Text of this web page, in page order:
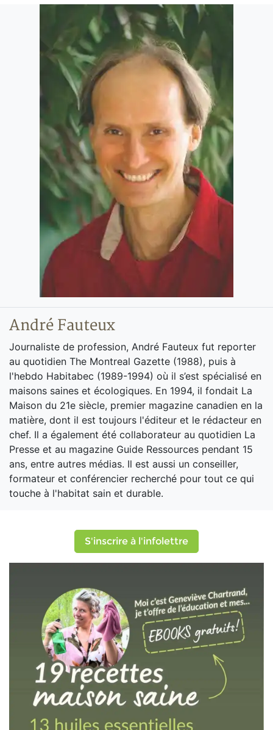
André Fauteux
Journaliste de profession, André Fauteux fut reporter
au quotidien The Montreal Gazette (1988), puis à
l'hebdo Habitabec (1989-1994) où il s’est spécialisé en
maisons saines et écologiques. En 1994, il fondait La
Maison du 21e siècle, premier magazine canadien en la
matière, dont il est toujours l'éditeur et le rédacteur en
chef. Il a également été collaborateur au quotidien La
Presse et au magazine Guide Ressources pendant 15
ans, entre autres médias. Il est aussi un conseiller,
formateur et conférencier recherché pour tout ce qui
touche à l'habitat sain et durable.
S'inscrire à l'infolettre